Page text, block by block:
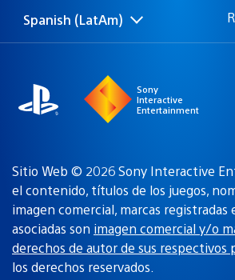
Elige
una
Región
actual:
Spanish (LatAm)
Sony
Interactive
Entertainment
Sitio Web © 2026 Sony Interactive
el contenido, títulos de los juegos,
imagen comercial, marcas registradas
asociadas son imagen comercial y/o
derechos de autor de sus respectivos
los derechos reservados.